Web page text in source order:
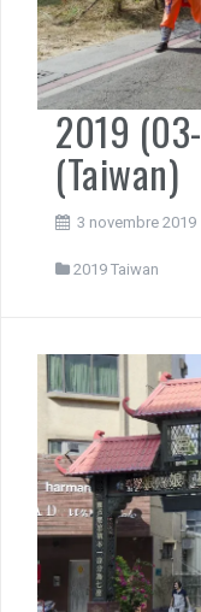
2019
(Taiwan)
3 novembre 2019
2019 Taiwan